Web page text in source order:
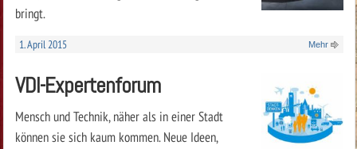
bringt.
1. April 2015 Mehr
VDI-Expertenforum
Mensch und Technik, näher als in einer Stadt
können sie sich kaum kommen. Neue Ideen,